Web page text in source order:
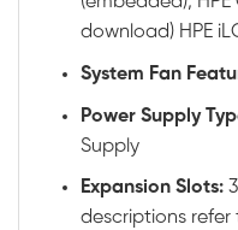
download) HPE
System Fan
Power Supply
Supply
Expansion Slots:
descriptions refer